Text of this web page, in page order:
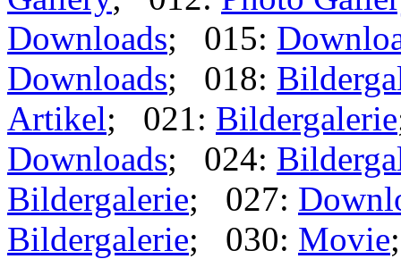
Downloads; 015:
Downloads; 018:
Artikel; 021: Bildergalerie
Downloads; 024:
Bildergalerie; 027:
Bildergalerie; 030: Movie